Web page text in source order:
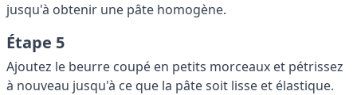
jusqu'à obtenir une pâte homogène.
Étape 5
Ajoutez le beurre coupé en petits morceaux et pétrissez
à nouveau jusqu'à ce que la pâte soit lisse et élastique.